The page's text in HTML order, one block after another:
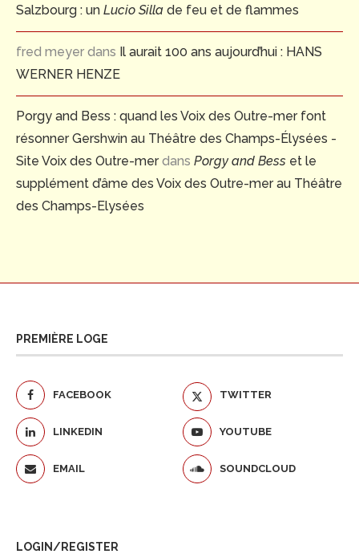
Salzbourg : un Lucio Silla de feu et de flammes
fred meyer dans Il aurait 100 ans aujourd’hui : HANS
WERNER HENZE
Porgy and Bess : quand les Voix des Outre-mer font
résonner Gershwin au Théâtre des Champs-Élysées -
Site Voix des Outre-merdans Porgy and Bess et le
supplément d’âme des Voix des Outre-mer au Théâtre
des Champs-Elysées
PREMIÈRE LOGE
FACEBOOK TWITTER
LINKEDIN YOUTUBE
EMAIL SOUNDCLOUD
LOGIN/REGISTER